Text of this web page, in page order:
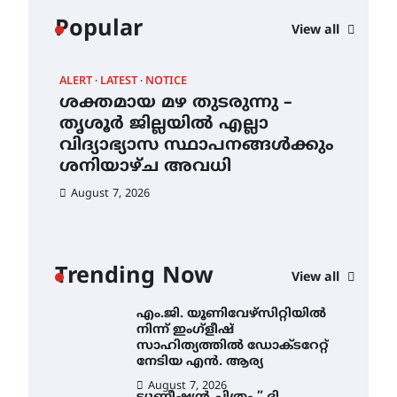
Popular View all
ALERT LATEST NOTICE
ശക്തമായ മഴ തുടരുന്നു –
തൃശൂർ ജില്ലയിൽ എല്ലാ
വിദ്യാഭ്യാസ സ്ഥാപനങ്ങൾക്കും
ശനിയാഴ്ച അവധി
August 7, 2026
Trending Now View all
എക്സ്പോയുമായി എസ്
August 6, 2026
സർഗ്ഗസാഹിതി-
കവിതാസംഗമം 2026 കവിതാ
ചർച്ച കാട്ടൂർ, ടി. കെ. ബാലൻ
ഹാളിൽ 16ന്
August 6, 2026
ശനിയാഴ്ച അവധി
എം.ജി. യൂണിവേഴ്‌സിറ്റിയിൽ
നിന്ന് ഇംഗ്ളീഷ്
സാഹിത്യത്തിൽ ഡോക്ടറേറ്റ്
നേടിയ എൻ. ആര്യ
August 7, 2026